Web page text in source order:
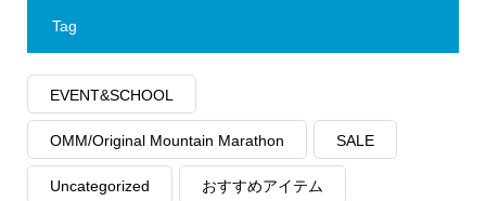
Tag
EVENT&SCHOOL
OMM/Original Mountain Marathon SALE
Uncategorized おすすめアイテム